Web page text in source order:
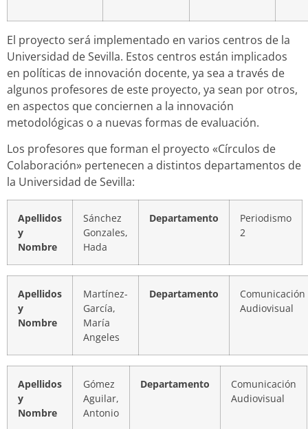
El proyecto será implementado en varios centros de la
Universidad de Sevilla. Estos centros están implicados
en políticas de innovación docente, ya sea a través de
algunos profesores de este proyecto, ya sean por otros,
en aspectos que conciernen a la innovación
metodológicas o a nuevas formas de evaluación.
Los profesores que forman el proyecto «Círculos de
Colaboración» pertenecen a distintos departamentos de
la Universidad de Sevilla:
Apellidos
y
Nombre
Sánchez
Gonzales,
Hada
Departamento
Periodismo
2
Apellidos
y
Nombre
Martínez-
García,
María
Angeles
Departamento
Comunicación
Audiovisual
Apellidos
y
Nombre
Gómez
Aguilar,
Antonio
Departamento
Comunicación
Audiovisual